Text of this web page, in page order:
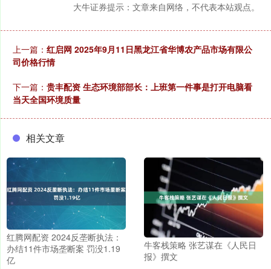
大牛证券提示：文章来自网络，不代表本站观点。
上一篇： 红启网 2025年9月11日黑龙江省华博农产品市场有限公
司价格行情
下一篇： 贵丰配资 生态环境部部长：上班第一件事是打开电脑看
当天全国环境质量
相关文章
红腾网配资 2024反垄断执法：
办结11件市场垄断案 罚没1.19
亿
牛客栈策略 张艺谋在《人民日
报》撰文